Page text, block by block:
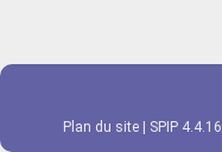
Plan du site SPIP 4.4.16